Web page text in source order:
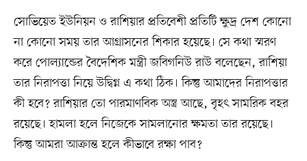
সোভিয়েত ইউনিয়ন ও রাশিয়ার প্রতিবেশী প্রতিটি ক্ষুদ্র দেশ কোনো
না কোনো সময় তার আগ্রাসনের শিকার হয়েছে। সে কথা স্মরণ
করে পোল্যান্ডের বৈদেশিক মন্ত্রী জবিগনিউ রাউ বলেছেন, রাশিয়া
তার নিরাপত্তা নিয়ে উদ্বিগ্ন এ কথা ঠিক। কিন্তু আমাদের নিরাপত্তার
কী হবে? রাশিয়ার তো পারমাণবিক অস্ত্র আছে, বৃহৎ সামরিক বহর
রয়েছে। হামলা হলে নিজেকে সামলানোর ক্ষমতা তার রয়েছে।
কিন্তু আমরা আক্রান্ত হলে কীভাবে রক্ষা পাব?